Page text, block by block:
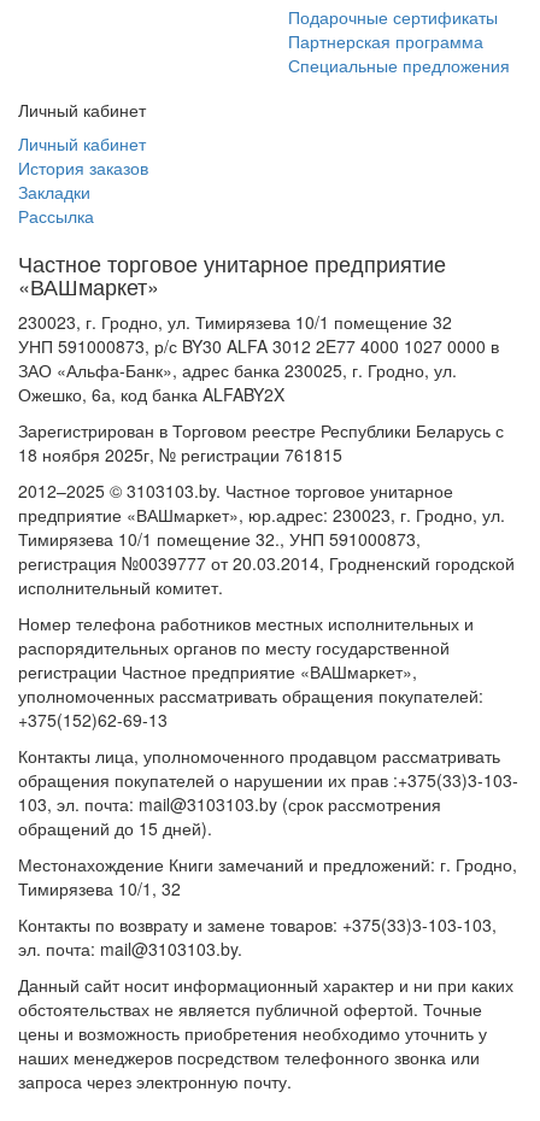
Подарочные сертификаты
Партнерская программа
Специальные предложения
Личный кабинет
Личный кабинет
История заказов
Закладки
Рассылка
Частное торговое унитарное предприятие
«ВАШмаркет»
230023, г. Гродно, ул. Тимирязева 10/1 помещение 32
УНП 591000873, р/с BY30 ALFA 3012 2E77 4000 1027 0000 в
ЗАО «Альфа-Банк», адрес банка 230025, г. Гродно, ул.
Ожешко, 6а, код банка ALFABY2X
Зарегистрирован в Торговом реестре Республики Беларусь с
18 ноября 2025г, № регистрации 761815
2012–2025 © 3103103.by. Частное торговое унитарное
предприятие «ВАШмаркет», юр.адрес: 230023, г. Гродно, ул.
Тимирязева 10/1 помещение 32., УНП 591000873,
регистрация №0039777 от 20.03.2014, Гродненский городской
исполнительный комитет.
Номер телефона работников местных исполнительных и
распорядительных органов по месту государственной
регистрации Частное предприятие «ВАШмаркет»,
уполномоченных рассматривать обращения покупателей:
+375(152)62-69-13
Контакты лица, уполномоченного продавцом рассматривать
обращения покупателей о нарушении их прав :+375(33)3-103-
103, эл. почта: mail@3103103.by (срок рассмотрения
обращений до 15 дней).
Местонахождение Книги замечаний и предложений: г. Гродно,
Тимирязева 10/1, 32
Контакты по возврату и замене товаров: +375(33)3-103-103,
эл. почта: mail@3103103.by.
Данный сайт носит информационный характер и ни при каких
обстоятельствах не является публичной офертой. Точные
цены и возможность приобретения необходимо уточнить у
наших менеджеров посредством телефонного звонка или
запроса через электронную почту.